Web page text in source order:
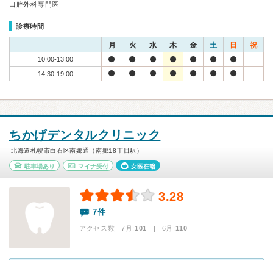
口腔外科専門医
診療時間
月 火 水 木 金 土 日 祝
10:00-13:00
14:30-19:00
ちかげデンタルクリニック
北海道札幌市白石区南郷通（南郷18丁目駅）
駐車場あり マイナ受付 女医在籍
3.28
7件
アクセス数 7月:101 | 6月:110